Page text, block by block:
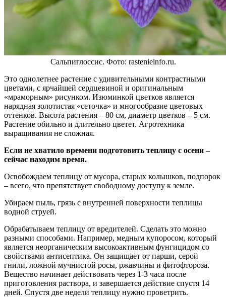
Сальпиглоссис. Фото: rastenieinfo.ru.
Это однолетнее растение с удивительными контрастными
цветами, с ярчайшей сердцевиной и оригинальным
«мраморным» рисунком. Изюминкой цветков является
нарядная золотистая «сеточка» и многообразие цветовых
оттенков. Высота растения – 80 см, диаметр цветков – 5 см.
Растение обильно и длительно цветет. Агротехника
выращивания не сложная.
Если не хватило времени подготовить теплицу с осени –
сейчас находим время.
Освобождаем теплицу от мусора, старых колышков, подпорок
– всего, что препятствует свободному доступу к земле.
Убираем пыль, грязь с внутренней поверхности теплицы
водной струей.
Обрабатываем теплицу от вредителей. Сделать это можно
разными способами. Например, медным купоросом, который
является неорганическим высокоактивным фунгицидом со
свойствами антисептика. Он защищает от парши, серой
гнили, ложной мучнистой росы, ржавчины и фитофтороза.
Вещество начинает действовать через 1-3 часа после
приготовления раствора, и завершается действие спустя 14
дней. Спустя две недели теплицу нужно проветрить.